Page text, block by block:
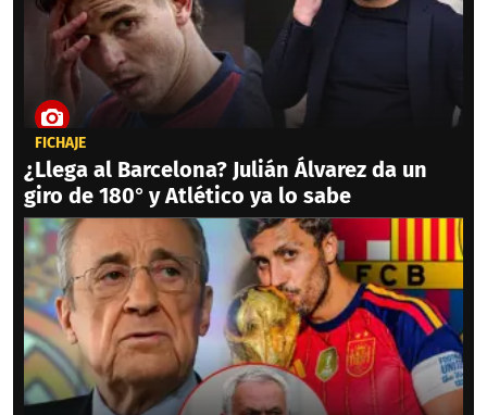
FICHAJE
¿Llega al Barcelona? Julián Álvarez da un
giro de 180° y Atlético ya lo sabe